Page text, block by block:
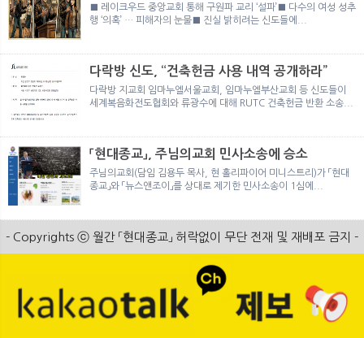
■ 레이크우드 중앙교회 통해 구원파 교리 ‘설파’■ 다수의 여성 성추
행 ‘의혹’ … 피해자의 눈물■ 진실 밝히려는 신도들에...
다락방 신도, “건축헌금 사용 내역 공개하라”
다락방 지교회 임마누엘서울교회, 임마누엘부산교회 등 신도들이
세계복음화전도협회와 류광수에 대해 RUTC 건축헌금 반환 소송...
「현대종교」, 주님의교회 민사소송에 승소
주님의교회(담임 김용두 목사, 현 홀리파이어 미니스트리)가 「현대
종교」와 「뉴스앤조이」를 상대로 제기한 민사소송이 1심에...
- Copyrights ⓒ 월간 「현대종교」 허락없이 무단 전재 및 재배포 금지 -